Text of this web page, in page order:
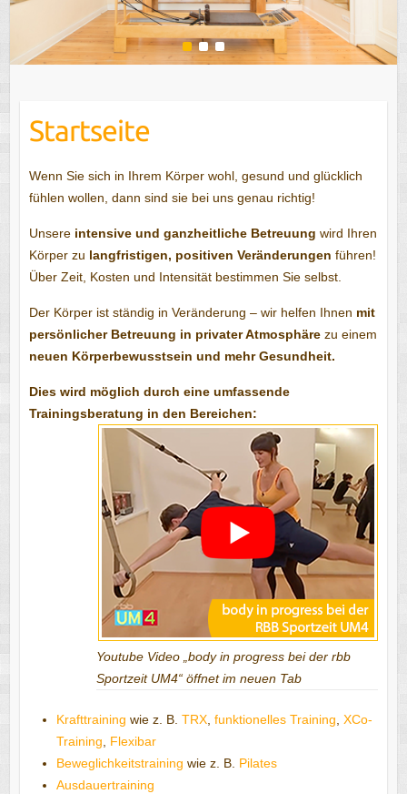
1 2 3
Startseite
Wenn Sie sich in Ihrem Körper wohl, gesund und glücklich
fühlen wollen, dann sind sie bei uns genau richtig!
Unsere intensive und ganzheitliche Betreuung wird Ihren
Körper zu langfristigen, positiven Veränderungen führen!
Über Zeit, Kosten und Intensität bestimmen Sie selbst.
Der Körper ist ständig in Veränderung – wir helfen Ihnen mit
persönlicher Betreuung in privater Atmosphärezu einem
neuen Körperbewusstsein und mehr Gesundheit.
Dies wird möglich durch eine umfassende
Trainingsberatung in den Bereichen:
Youtube Video „body in progress bei der rbb
Sportzeit UM4“ öffnet im neuen Tab
Krafttraining wie z. B. TRX, funktionelles Training, XCo-
Training, Flexibar
Beweglichkeitstraining wie z. B. Pilates
Ausdauertraining